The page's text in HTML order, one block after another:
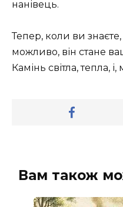
нанівець.
Тепер, коли ви
можливо, він стане
Камінь світла, тепла,
Вам також